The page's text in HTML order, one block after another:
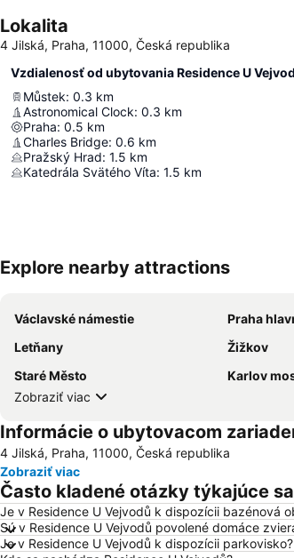
Lokalita
4 Jilská, Praha, 11000, Česká republika
Vzdialenosť od ubytovania Residence U
Můstek: 0.3 km
Astronomical Clock: 0.3 km
Praha: 0.5 km
Charles Bridge: 0.6 km
Pražský Hrad: 1.5 km
Katedrála Svätého Víta: 1.5 km
Explore nearby attractions
Václavské námestie Praha
Letňany
Žižkov
Staré Město
Karlov
Zobraziť viac
Informácie o ubytovacom
4 Jilská, Praha, 11000, Česká republika
Zobraziť viac
Často kladené otázky týkajúce
Je v Residence U Vejvodů k dispozícii bazénová
Sú v Residence U Vejvodů povolené domáce
Je v Residence U Vejvodů k dispozícii parkovisko?